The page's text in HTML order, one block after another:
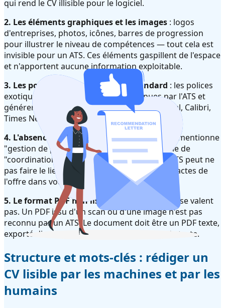
qui rend le CV illisible pour le logiciel.
2. Les éléments graphiques et les images : logos
d'entreprises, photos, icônes, barres de progression
pour illustrer le niveau de compétences — tout cela est
invisible pour un ATS. Ces éléments gaspillent de l'espace
et n'apportent aucune information exploitable.
3. Les polices de caractères non standard : les polices
exotiques peuvent ne pas être reconnues par l'ATS et
générer des erreurs de lecture. Helvetica, Arial, Calibri,
Times New Roman sont des choix sûrs.
4. L'absence de mots-clés de l'offre: si l'offre mentionne
"gestion de projet Agile" et que votre CV parle de
"coordination d'équipes en mode itératif", l'ATS peut ne
pas faire le lien. Reprenez les formulations exactes de
l'offre dans votre CV.
5. Le format PDF non lisible : tous les PDF ne se valent
pas. Un PDF issu d'un scan ou d'une image n'est pas
reconnu par un ATS. Le document doit être un PDF texte,
exporté directement depuis un traitement de texte.
Structure et mots-clés : rédiger un
CV lisible par les machines et par les
humains